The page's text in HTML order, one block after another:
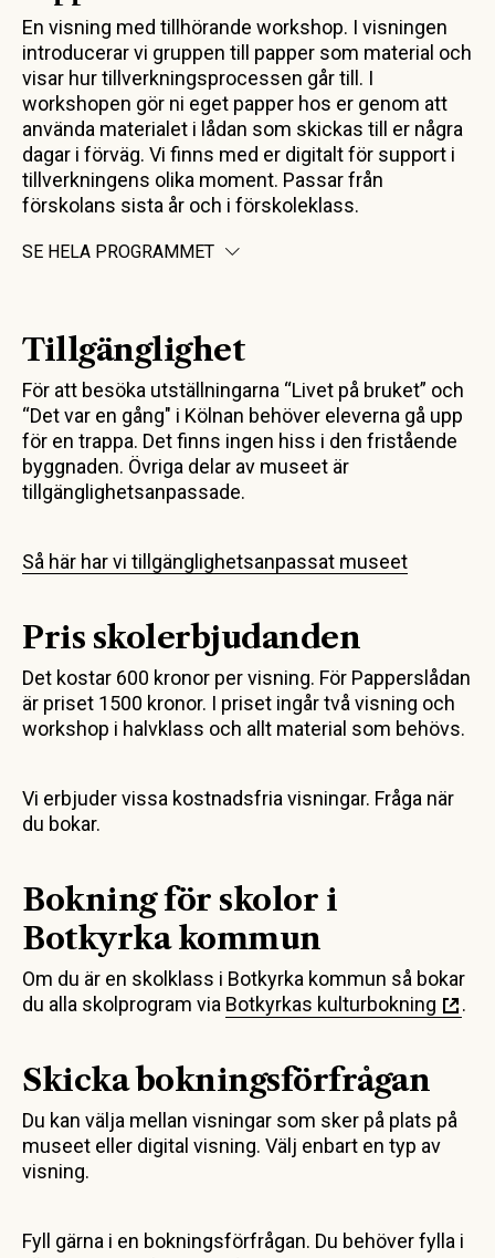
En visning med tillhörande workshop. I visningen
introducerar vi gruppen till papper som material och
visar hur tillverkningsprocessen går till. I
workshopen gör ni eget papper hos er genom att
använda materialet i lådan som skickas till er några
dagar i förväg. Vi finns med er digitalt för support i
tillverkningens olika moment. Passar från
förskolans sista år och i förskoleklass.
SE HELA PROGRAMMET
Tillgänglighet
För att besöka utställningarna “Livet på bruket” och
“Det var en gång" i Kölnan behöver eleverna gå upp
för en trappa. Det finns ingen hiss i den fristående
byggnaden. Övriga delar av museet är
tillgänglighetsanpassade.
Så här har vi tillgänglighetsanpassat museet
Pris skolerbjudanden
Det kostar 600 kronor per visning. För Papperslådan
är priset 1500 kronor. I priset ingår två visning och
workshop i halvklass och allt material som behövs.
Vi erbjuder vissa kostnadsfria visningar. Fråga när
du bokar.
Bokning för skolor i
Botkyrka kommun
Om du är en skolklass i Botkyrka kommun så bokar
du alla skolprogram via Botkyrkas kulturbokning .
Skicka bokningsförfrågan
Du kan välja mellan visningar som sker på plats på
museet eller digital visning. Välj enbart en typ av
visning.
Fyll gärna i en bokningsförfrågan. Du behöver fylla i